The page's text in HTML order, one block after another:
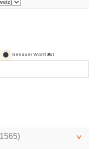
Genauer Wortlaut